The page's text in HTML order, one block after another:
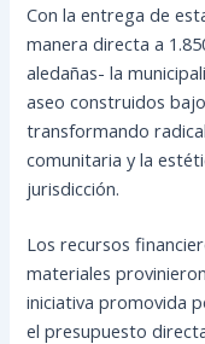
Con la entrega de
manera directa a
aledañas- la
aseo construidos
transformando
comunitaria y la
jurisdicción.
Los recursos
materiales
iniciativa promovida
el presupuesto